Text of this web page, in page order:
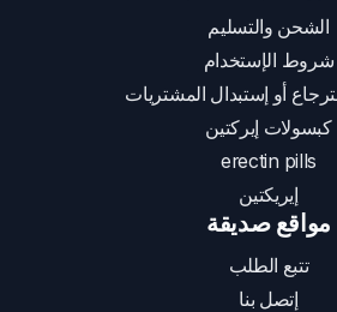
الشحن والتسليم
شروط الإستخدام
أو إستبدال المشتريات
كبسولات إيركتين
erectin pills
إيريكتين
مواقع صديقة
تتبع الطلب
إتصل بنا